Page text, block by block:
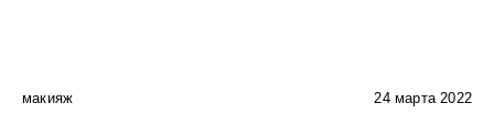
макияж 24 марта 2022